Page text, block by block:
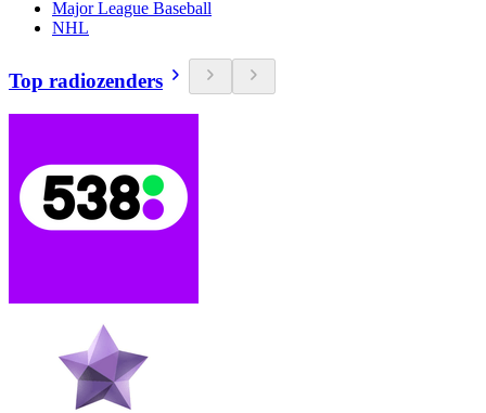
Major League Baseball
NHL
Top radiozenders